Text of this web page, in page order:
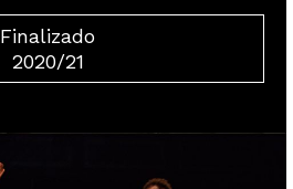
Finalizado
2020/21